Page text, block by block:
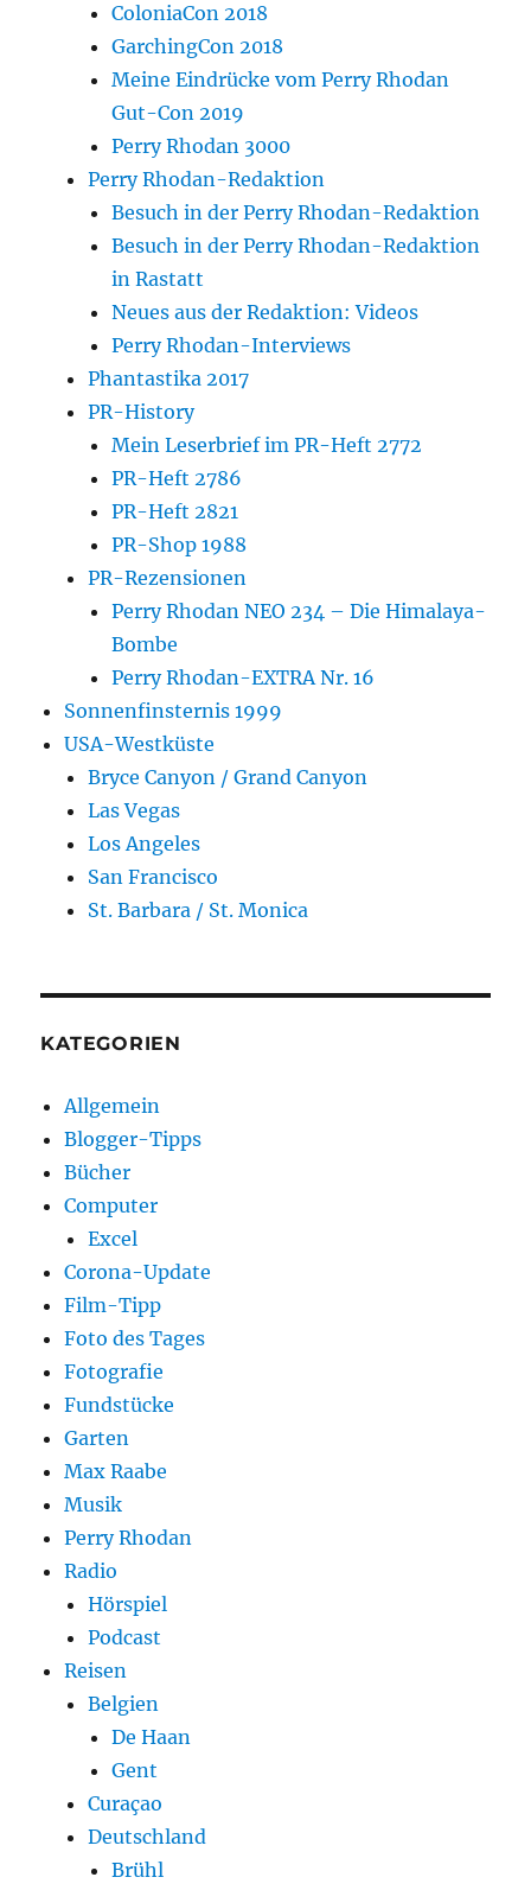
ColoniaCon 2018
GarchingCon 2018
Meine Eindrücke vom Perry Rhodan
Gut-Con 2019
Perry Rhodan 3000
Perry Rhodan-Redaktion
Besuch in der Perry Rhodan-Redaktion
Besuch in der Perry Rhodan-Redaktion
in Rastatt
Neues aus der Redaktion: Videos
Perry Rhodan-Interviews
Phantastika 2017
PR-History
Mein Leserbrief im PR-Heft 2772
PR-Heft 2786
PR-Heft 2821
PR-Shop 1988
PR-Rezensionen
Perry Rhodan NEO 234 – Die Himalaya-
Bombe
Perry Rhodan-EXTRA Nr. 16
Sonnenfinsternis 1999
USA-Westküste
Bryce Canyon / Grand Canyon
Las Vegas
Los Angeles
San Francisco
St. Barbara / St. Monica
KATEGORIEN
Allgemein
Blogger-Tipps
Bücher
Computer
Excel
Corona-Update
Film-Tipp
Foto des Tages
Fotografie
Fundstücke
Garten
Max Raabe
Musik
Perry Rhodan
Radio
Hörspiel
Podcast
Reisen
Belgien
De Haan
Gent
Curaçao
Deutschland
Brühl